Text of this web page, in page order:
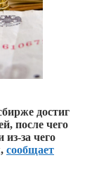
достиг
после чего
за чего
сообщает